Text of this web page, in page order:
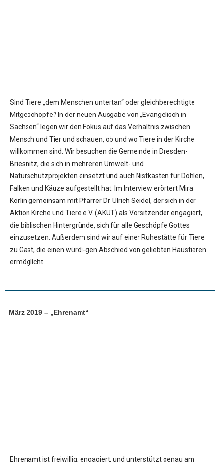
Sind Tiere „dem Menschen untertan“ oder gleichberechtigte
Mitgeschöpfe? In der neuen Ausgabe von „Evangelisch in
Sachsen“ legen wir den Fokus auf das Verhältnis zwischen
Mensch und Tier und schauen, ob und wo Tiere in der Kirche
willkommen sind. Wir besuchen die Gemeinde in Dresden-
Briesnitz, die sich in mehreren Umwelt- und
Naturschutzprojekten einsetzt und auch Nistkästen für Dohlen,
Falken und Käuze aufgestellt hat. Im Interview erörtert Mira
Körlin gemeinsam mit Pfarrer Dr. Ulrich Seidel, der sich in der
Aktion Kirche und Tiere e.V. (AKUT) als Vorsitzender engagiert,
die biblischen Hintergründe, sich für alle Geschöpfe Gottes
einzusetzen. Außerdem sind wir auf einer Ruhestätte für Tiere
zu Gast, die einen würdi-gen Abschied von geliebten Haustieren
ermöglicht.
März 2019 – „Ehrenamt“
Ehrenamt ist freiwillig, engagiert, und unterstützt genau am